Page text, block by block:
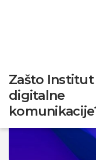
Zašto Institut
digitalne